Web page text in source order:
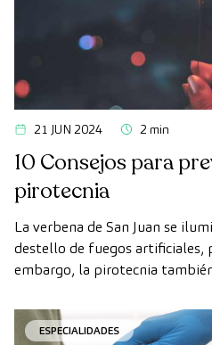
21 JUN 2024 2 min
10 Consejos para
pirotecnia
La verbena de San Juan se
destello de fuegos artificiales,
embargo, la pirotecnia
eso, compartimos 10 consejos
daños y disfrutar de una
ESPECIALIDADES